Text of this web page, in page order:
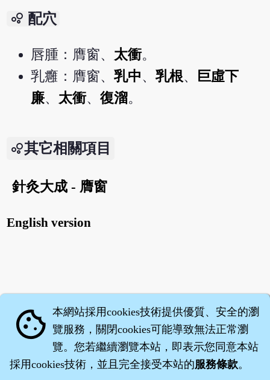
bubble_chart 配穴
唇腫：膺窗、 太衝。
乳癰：膺窗、乳中、乳根、
巨虛下
廉、 太衝、復溜。
其它相關項目
針灸大成 - 膺窗
English version
cookie 本網站採用cookies技術提供優質、安全的瀏
覽服務，關閉cookies可能導致無法正常瀏
覽。您若繼續瀏覽本站，即表示您同意本站
採用cookies技術，並且完全接受本站的服務條款。